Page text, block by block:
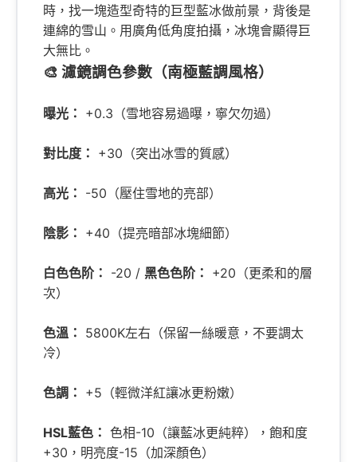
時，找一塊造型奇特的巨型藍冰做前景，背後是
連綿的雪山。用廣角低角度拍攝，冰塊會顯得巨
大無比。
🎨 濾鏡調色參數（南極藍調風格）
曝光： +0.3（雪地容易過曝，寧欠勿過）
對比度： +30（突出冰雪的質感）
高光： -50（壓住雪地的亮部）
陰影： +40（提亮暗部冰塊細節）
白色色阶： -20 / 黑色色阶： +20（更柔和的層
次）
色溫： 5800K左右（保留一絲暖意，不要調太
冷）
色調： +5（輕微洋紅讓冰更粉嫩）
HSL藍色： 色相-10（讓藍冰更純粹），飽和度
+30，明亮度-15（加深顏色）